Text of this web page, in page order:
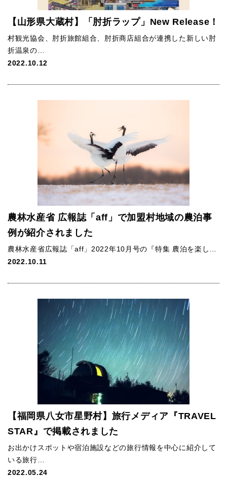
【山形県大蔵村】「肘折ラップ」New Release！
村観光協会、肘折旅館組合、肘折商店組合が連携した新しい肘
折温泉の…
2022.10.12
農林水産省 広報誌「aff」で加盟村地域の農泊事
例が紹介されました
農林水産省広報誌「aff」2022年10月号の『特集 農泊を楽し…
2022.10.11
【福岡県八女市星野村】旅行メディア『TRAVEL
STAR』で掲載されました
お出かけスポットや宿泊施設などの旅行情報を中心に紹介して
いる旅行…
2022.05.24